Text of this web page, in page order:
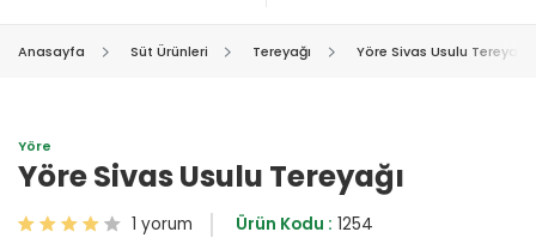
Anasayfa Süt Ürünleri Tereyağı Yöre Sivas Usulu Tereyağı
Yöre
Yöre Sivas Usulu Tereyağı
1 yorum Ürün Kodu : 1254